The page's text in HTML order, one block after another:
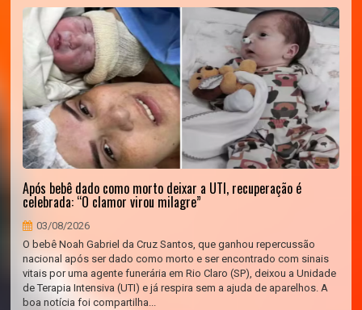
Após bebê dado como morto deixar a UTI, recuperação é
celebrada: “O clamor virou milagre”
03/08/2026
O bebê Noah Gabriel da Cruz Santos, que ganhou repercussão
nacional após ser dado como morto e ser encontrado com sinais
vitais por uma agente funerária em Rio Claro (SP), deixou a Unidade
de Terapia Intensiva (UTI) e já respira sem a ajuda de aparelhos. A
boa notícia foi compartilha...